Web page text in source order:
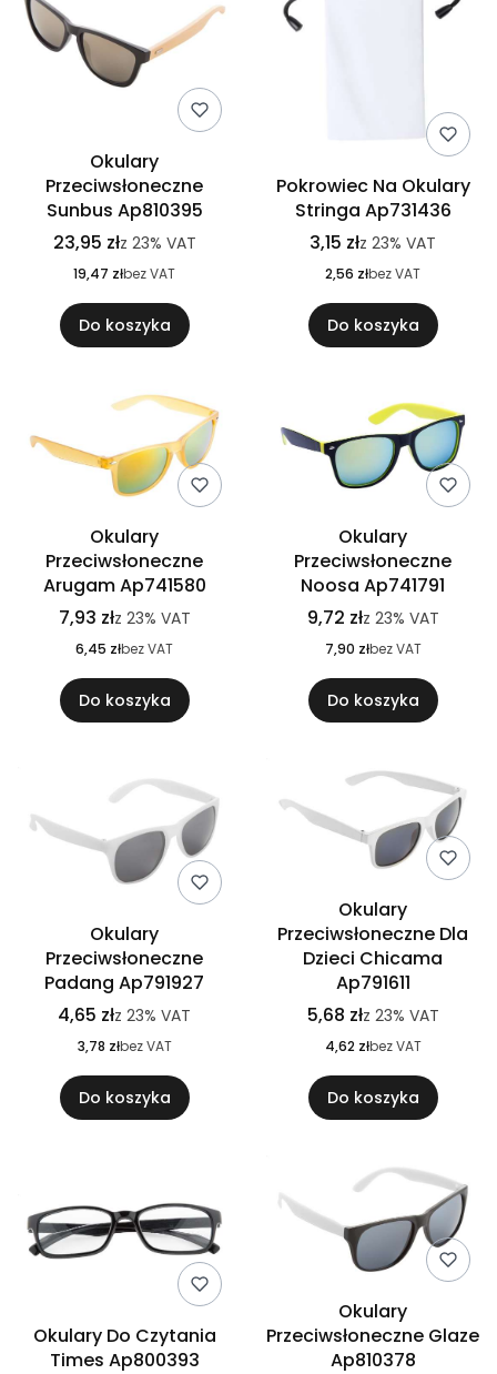
Okulary
Przeciwsłoneczne
Sunbus Ap810395
23,95 złz 23% VAT
19,47 złbez VAT
Do koszyka
Pokrowiec Na Okulary
Stringa Ap731436
3,15 złz 23% VAT
2,56 złbez VAT
Do koszyka
Okulary
Przeciwsłoneczne
Arugam Ap741580
7,93 złz 23% VAT
6,45 złbez VAT
Do koszyka
Okulary
Przeciwsłoneczne
Noosa Ap741791
9,72 złz 23% VAT
7,90 złbez VAT
Do koszyka
Okulary
Przeciwsłoneczne
Padang Ap791927
4,65 złz 23% VAT
3,78 złbez VAT
Do koszyka
Okulary
Przeciwsłoneczne Dla
Dzieci Chicama
Ap791611
5,68 złz 23% VAT
4,62 złbez VAT
Do koszyka
Okulary Do Czytania
Times Ap800393
Okulary
Przeciwsłoneczne Glaze
Ap810378